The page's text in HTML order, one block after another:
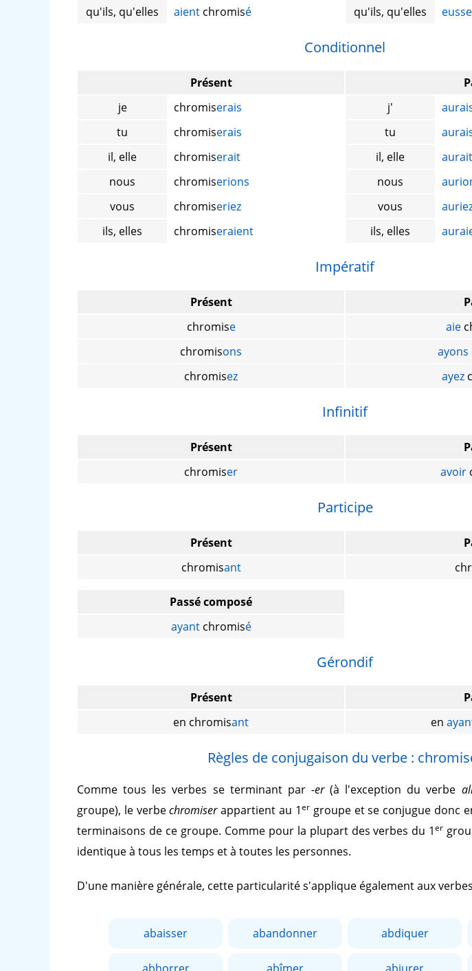
qu'ils, qu'elles
aient chromisé
qu'ils, qu'elles
Conditionnel
Présent
je
chromiserais
tu
chromiserais
il, elle
chromiserait
nous
chromiserions
vous
chromiseriez
ils, elles
chromiseraient
j'
tu
il, elle
aurait
nous
vous
ils, elles
Impératif
Présent
chromise
chromisons
chromisez
aie
ayons
ayez
Infinitif
Présent
chromiser
avoir
Participe
Présent
chromisant
Passé composé
ayantchromisé
Gérondif
Présent
en chromisant
en
Règles de conjugaison du verbe :
Comme tous les verbes se terminant par -er(à l'exception du verbe
groupe), le verbechromiserappartient au 1ergroupe et se conjugue donc
terminaisons de ce groupe. Comme pour la plupart des verbes du 1er
identique à tous les temps et à toutes les personnes.
D'une manière générale, cette particularité s'applique également aux
abaisser abandonner abdiquer